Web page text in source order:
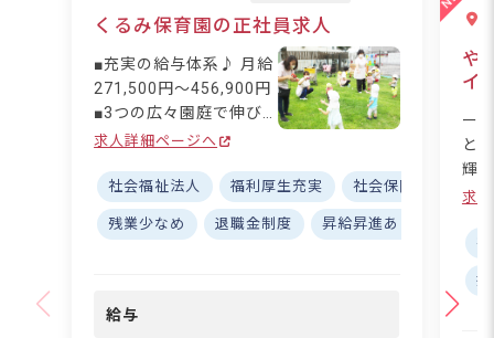
くるみ保育園の正社員求人
■充実の給与体系♪ 月給
271,500円～456,900円
■3つの広々園庭で伸び
伸び保育☆ ■産休・育休
■住宅手当＆借上げ社宅
で安心生活◎ ーー【子
どもの"ありのまま"を大
季節の草花や野菜の栽
求人詳細ページへ
社会福祉法人 福利厚生充実 社会保険完備
残業少なめ 退職金制度 昇給昇進あり
給与
や
イ
ー
と
輝
法
は
声
育
求